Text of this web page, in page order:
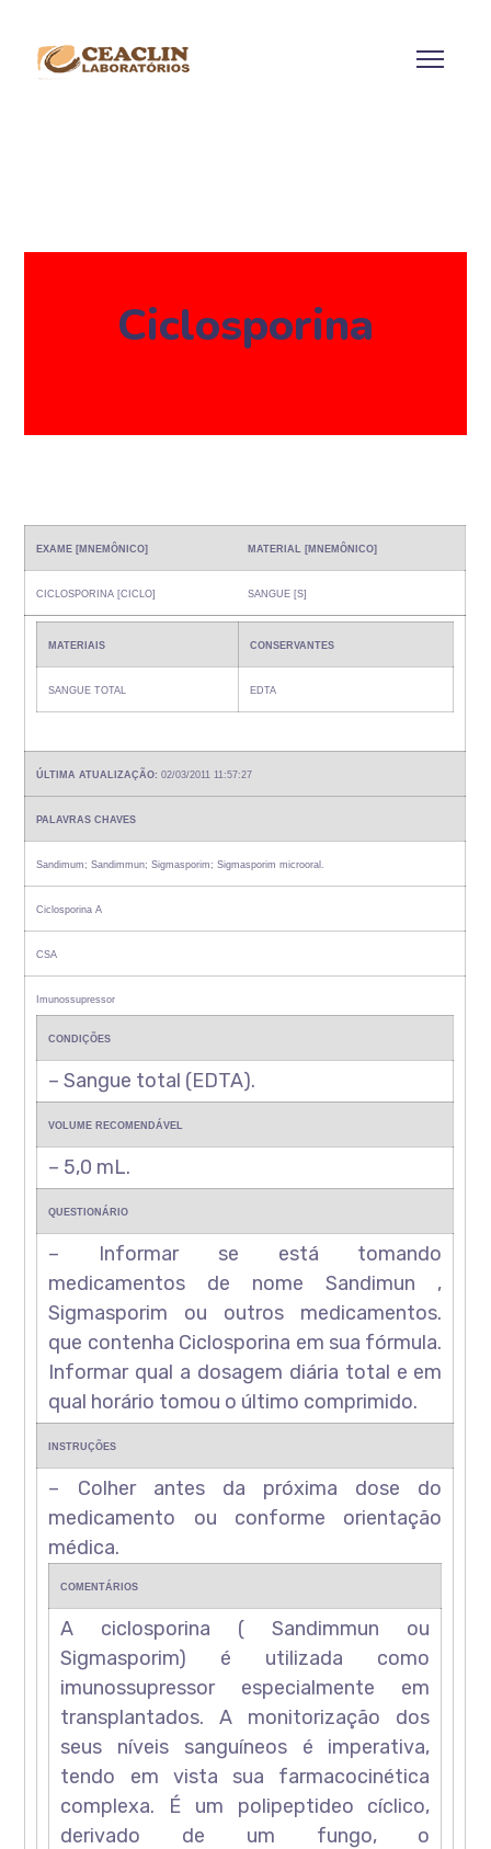
Ciclosporina
EXAME [MNEMÔNICO] MATERIAL [MNEMÔNICO]
CICLOSPORINA [CICLO] SANGUE [S]
MATERIAIS CONSERVANTES
SANGUE TOTAL EDTA
ÚLTIMA ATUALIZAÇÃO: 02/03/2011 11:57:27
PALAVRAS CHAVES
Sandimum; Sandimmun; Sigmasporim; Sigmasporim microoral.
Ciclosporina A
CSA
Imunossupressor
CONDIÇÕES
– Sangue total (EDTA).
VOLUME RECOMENDÁVEL
– 5,0 mL.
QUESTIONÁRIO
– Informar se está tomando
medicamentos de nome Sandimun ,
Sigmasporim ou outros medicamentos.
que contenha Ciclosporina em sua fórmula.
Informar qual a dosagem diária total e em
qual horário tomou o último comprimido.
INSTRUÇÕES
– Colher antes da próxima dose do
medicamento ou conforme orientação
médica.
COMENTÁRIOS
A ciclosporina ( Sandimmun ou
Sigmasporim) é utilizada como
imunossupressor especialmente em
transplantados. A monitorização dos
seus níveis sanguíneos é imperativa,
tendo em vista sua farmacocinética
complexa. É um polipeptideo cíclico,
derivado de um fungo, o